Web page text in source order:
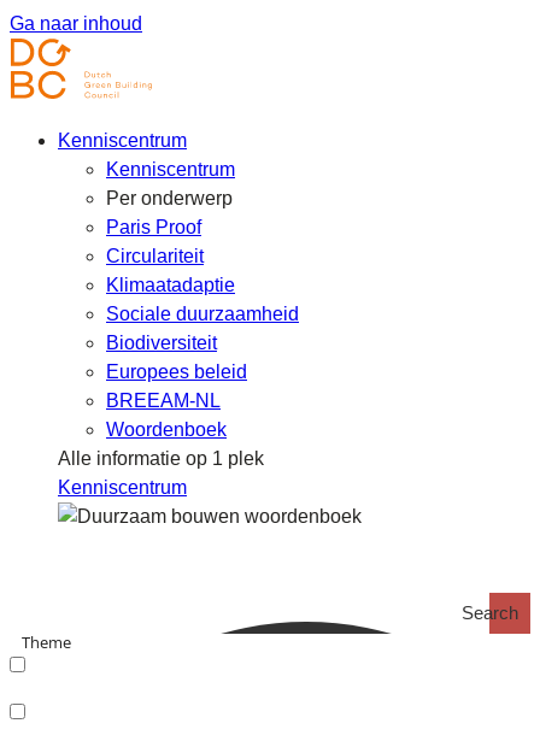
Ga naar inhoud
Kenniscentrum
Kenniscentrum
Per onderwerp
Paris Proof
Circulariteit
Klimaatadaptie
Sociale duurzaamheid
Biodiversiteit
Europees beleid
BREEAM-NL
Woordenboek
Alle informatie op 1 plek
Kenniscentrum
Search
Theme